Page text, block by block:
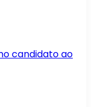
candidato ao